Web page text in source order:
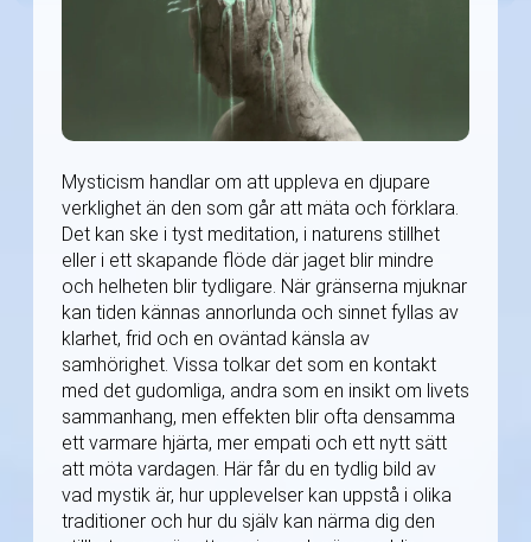
Mysticism handlar om att uppleva en djupare
verklighet än den som går att mäta och förklara.
Det kan ske i tyst meditation, i naturens stillhet
eller i ett skapande flöde där jaget blir mindre
och helheten blir tydligare. När gränserna mjuknar
kan tiden kännas annorlunda och sinnet fyllas av
klarhet, frid och en oväntad känsla av
samhörighet. Vissa tolkar det som en kontakt
med det gudomliga, andra som en insikt om livets
sammanhang, men effekten blir ofta densamma
ett varmare hjärta, mer empati och ett nytt sätt
att möta vardagen. Här får du en tydlig bild av
vad mystik är, hur upplevelser kan uppstå i olika
traditioner och hur du själv kan närma dig den